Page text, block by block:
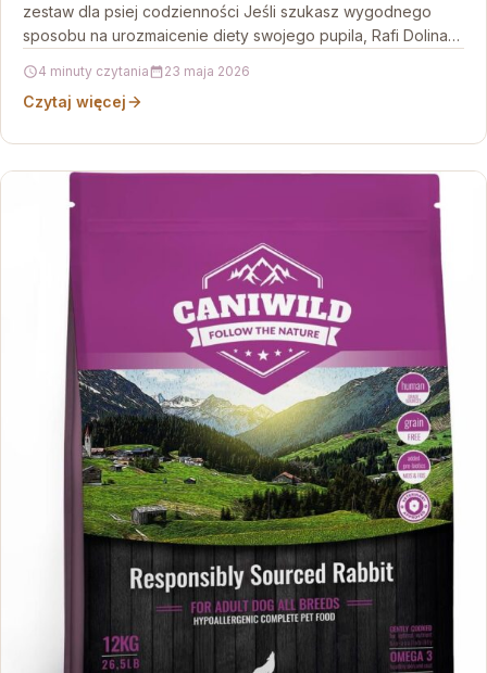
zestaw dla psiej codzienności Jeśli szukasz wygodnego
sposobu na urozmaicenie diety swojego pupila, Rafi Dolina…
4 minuty czytania 23 maja 2026
Czytaj więcej